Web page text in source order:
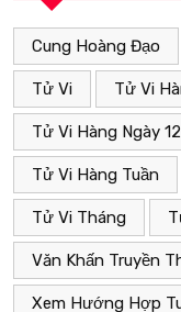
Cung Hoàng Đạo
Tử Vi Tử Vi
Tử Vi Hàng Ngày
Tử Vi Hàng Tuần
Tử Vi Tháng
Văn Khấn Truyền
Xem Hướng Hợp